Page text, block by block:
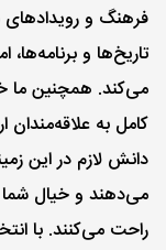
فرهنگ و رویدادهای
تاریخ‌ها و
می‌کند. همچنین ما
کامل به علاقه‌مندان
دانش لازم در این
می‌دهند و خیال شما
راحت می‌کنند. با